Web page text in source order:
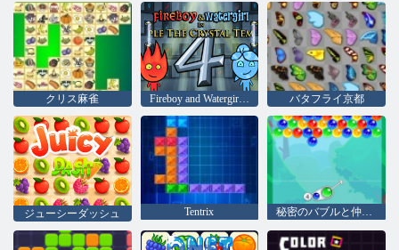
クリス麻雀 Fireboy and Watergirl 4：クリスタル寺院 バタフライ京都
ジューシーダッシュ Tentrix 秘密のバブルと仲間たち